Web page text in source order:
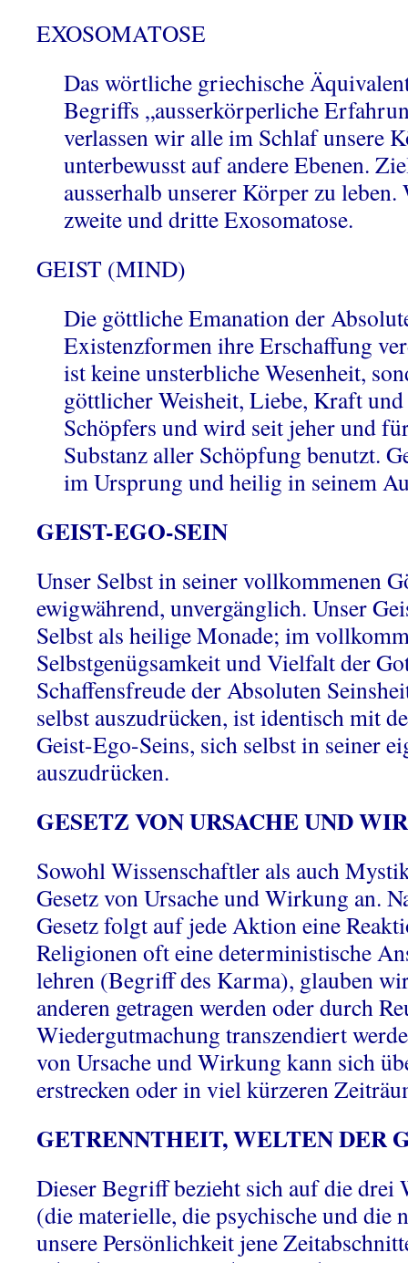
EXOSOMATOSE
Das wörtliche griechische
Begriffs „ausserkörperliche
verlassen wir alle im Schlaf unsere
unterbewusst auf andere Ebenen.
ausserhalb unserer Körper zu
zweite und dritte Exosomatose.
GEIST (MIND)
Die göttliche Emanation der
Existenzformen ihre Erschaffung
ist keine unsterbliche Wesenheit,
göttlicher Weisheit, Liebe, Kraft und
Schöpfers und wird seit jeher und
Substanz aller Schöpfung benutzt.
im Ursprung und heilig in seinem
GEIST-EGO-SEIN
Unser Selbst in seiner vollkommenen
ewigwährend, unvergänglich. Unser
Selbst als heilige Monade; im
Selbstgenügsamkeit und Vielfalt der
Schaffensfreude der Absoluten
selbst auszudrücken, ist identisch mit
Geist-Ego-Seins, sich selbst in seiner
auszudrücken.
GESETZ VON URSACHE UND
Sowohl Wissenschaftler als auch
Gesetz von Ursache und Wirkung an.
Gesetz folgt auf jede Aktion eine
Religionen oft eine deterministische
lehren (Begriff des Karma), glauben
anderen getragen werden oder durch
Wiedergutmachung transzendiert
von Ursache und Wirkung kann sich
erstrecken oder in viel kürzeren
GETRENNTHEIT, WELTEN DER
Dieser Begriff bezieht sich auf die drei
(die materielle, die psychische und die
unsere Persönlichkeit jene